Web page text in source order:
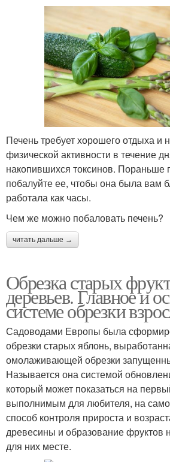
Печень требует хорошего отдыха и
физической активности в течение
накопившихся токсинов. Пораньше
побалуйте ее, чтобы она была вам
работала как часы.
Чем же можно побаловать печень?
читать дальше →
Обрезка старых
деревьев. Главное и
системе обрезки
Садоводами Европы была
обрезки старых яблонь,
омолаживающей обрезки
Называется она системой
который может показаться на
выполнимым для любителя, на
способ контроля прироста и
древесины и образование фруктов
для них месте.